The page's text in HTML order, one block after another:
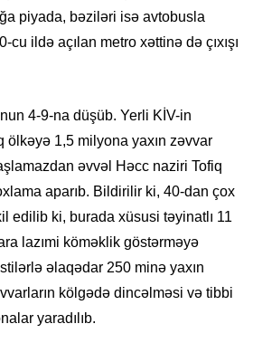
piyada, bəziləri isə avtobusla
cu ildə açılan metro xəttinə də çıxışı
4-9-na düşüb. Yerli KİV-in
ölkəyə 1,5 milyona yaxın zəvvar
əvvəl Həcc naziri Tofiq
aparıb. Bildirilir ki, 40-dan çox
edilib ki, burada xüsusi təyinatlı 11
lazımi köməklik göstərməyə
əlaqədar 250 minə yaxın
kölgədə dincəlməsi və tibbi
yaradılıb.